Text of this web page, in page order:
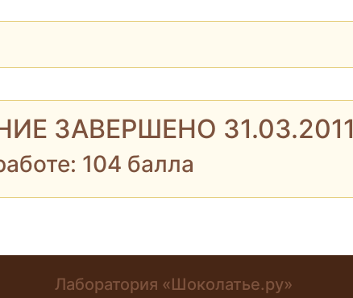
ЗАВЕРШЕНО 31.03.2011
104 балла
Лаборатория «Шоколатье.ру»